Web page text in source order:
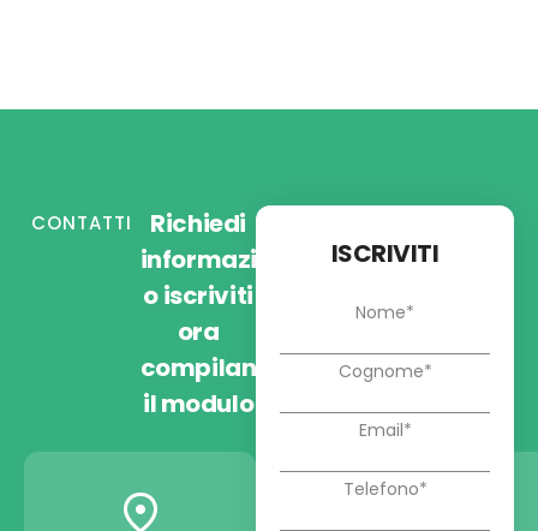
CONTATTI
Richiedi
informazioni
o iscriviti
ora
compilando
il modulo
ISCRIVITI